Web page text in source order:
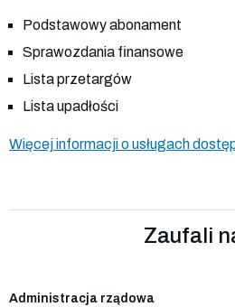
Podstawowy abonament
Sprawozdania finansowe
Lista przetargów
Lista upadłości
Więcej informacji o usługach
Zaufali
Administracja rządowa